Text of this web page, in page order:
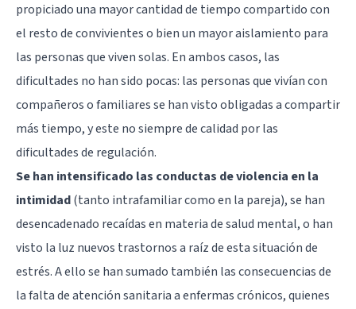
propiciado una mayor cantidad de tiempo compartido con
el resto de convivientes o bien un mayor aislamiento para
las personas que viven solas. En ambos casos, las
dificultades no han sido pocas: las personas que vivían con
compañeros o familiares se han visto obligadas a compartir
más tiempo, y este no siempre de calidad por las
dificultades de regulación.
Se han intensificado las conductas de violencia en la
intimidad(tanto intrafamiliar como en la pareja), se han
desencadenado recaídas en materia de salud mental, o han
visto la luz nuevos trastornos a raíz de esta situación de
estrés. A ello se han sumado también las consecuencias de
la falta de atención sanitaria a enfermas crónicos, quienes